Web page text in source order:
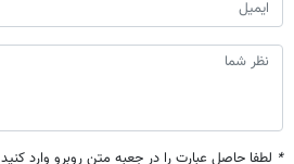
* لطفا حاصل عبارت را در جعبه متن روبرو وارد کنید